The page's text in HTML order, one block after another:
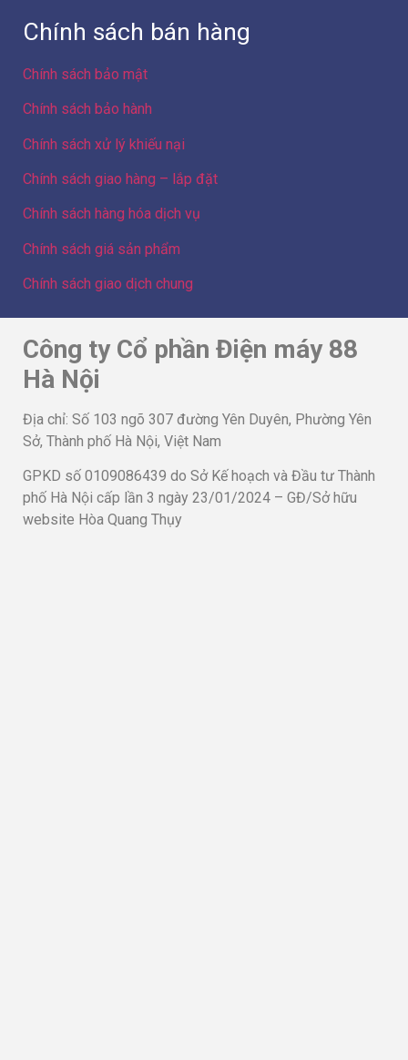
Chính sách bán hàng
Chính sách bảo mật
Chính sách bảo hành
Chính sách xử lý khiếu nại
Chính sách giao hàng – lắp đặt
Chính sách hàng hóa dịch vụ
Chính sách giá sản phẩm
Chính sách giao dịch chung
Công ty Cổ phần Điện máy 88
Hà Nội
Địa chỉ: Số 103 ngõ 307 đường Yên Duyên, Phường Yên
Sở, Thành phố Hà Nội, Việt Nam
GPKD số 0109086439 do Sở Kế hoạch và Đầu tư Thành
phố Hà Nội cấp lần 3 ngày 23/01/2024 – GĐ/Sở hữu
website Hòa Quang Thụy